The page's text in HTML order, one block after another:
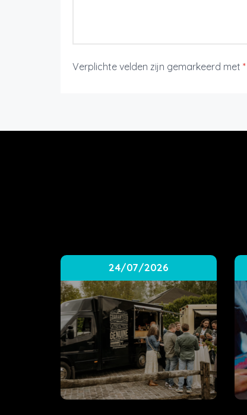
Verplichte velden zijn gemarkeerd met *
24/07/2026